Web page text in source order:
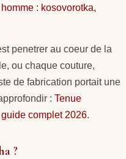
: kosovorotka,
penetrer au coeur de la
ou chaque couture,
de fabrication portait une
: Tenue
complet 2026.
?